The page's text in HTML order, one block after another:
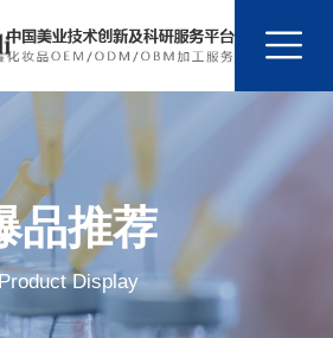
品推荐
Display